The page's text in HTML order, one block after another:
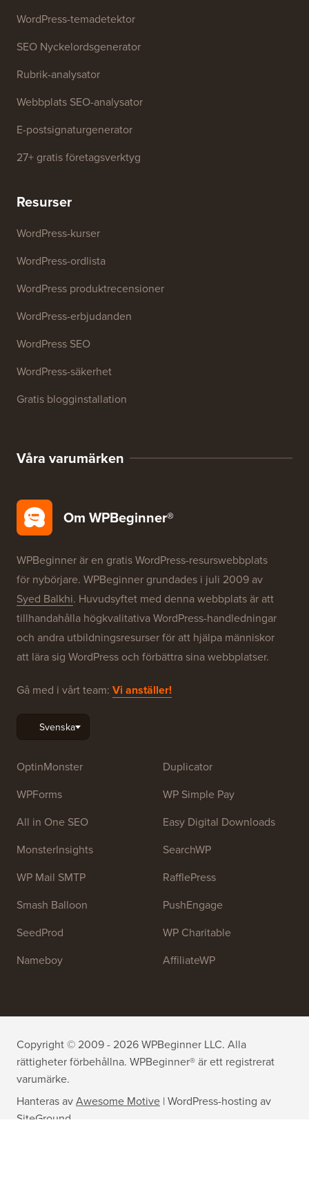
WordPress-temadetektor
SEO Nyckelordsgenerator
Rubrik-analysator
Webbplats SEO-analysator
E-postsignaturgenerator
27+ gratis företagsverktyg
Resurser
WordPress-kurser
WordPress-ordlista
WordPress produktrecensioner
WordPress-erbjudanden
WordPress SEO
WordPress-säkerhet
Gratis blogginstallation
Våra varumärken
Om WPBeginner®
WPBeginner är en gratis WordPress-resurswebbplats
för nybörjare. WPBeginner grundades i juli 2009 av
Syed Balkhi. Huvudsyftet med denna webbplats är att
tillhandahålla högkvalitativa WordPress-handledningar
och andra utbildningsresurser för att hjälpa människor
att lära sig WordPress och förbättra sina webbplatser.
Gå med i vårt team: Vi anställer!
OptinMonster
WPForms
All in One SEO
MonsterInsights
WP Mail SMTP
Smash Balloon
SeedProd
Nameboy
Duplicator
WP Simple Pay
Easy Digital Downloads
SearchWP
RafflePress
PushEngage
WP Charitable
AffiliateWP
Copyright © 2009 - 2026 WPBeginner LLC. Alla
rättigheter förbehållna. WPBeginner® är ett registrerat
varumärke.
Hanteras avAwesome Motive | WordPress-hosting av
SiteGround